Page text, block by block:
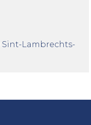
Sint-Lambrechts-